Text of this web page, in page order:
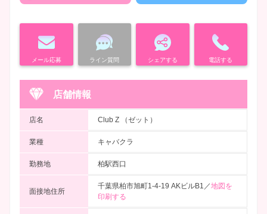
メール応募 ライン質問 シェアする 電話する
店舗情報
店名 Club Z （ゼット）
業種 キャバクラ
勤務地 柏駅西口
面接地住所
千葉県柏市旭町1-4-19 AKビルB1／地図を
印刷する